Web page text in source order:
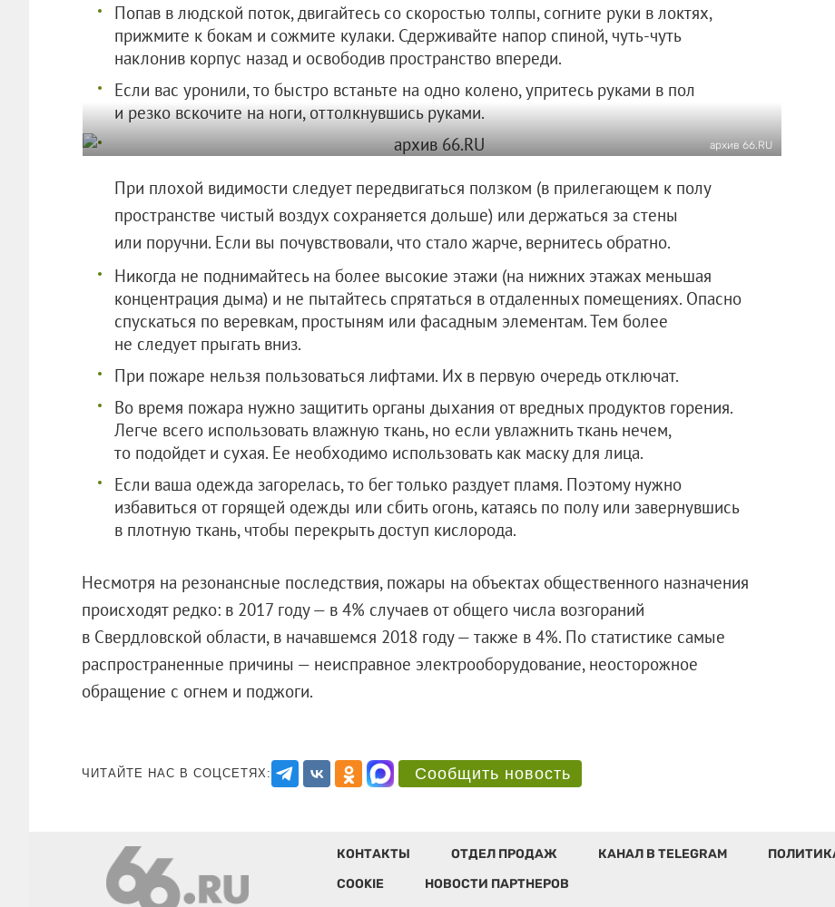
Попав в людской поток, двигайтесь со скоростью толпы, согните руки в локтях,
прижмите к бокам и сожмите кулаки. Сдерживайте напор спиной, чуть-чуть
наклонив корпус назад и освободив пространство впереди.
Если вас уронили, то быстро встаньте на одно колено, упритесь руками в пол
и резко вскочите на ноги, оттолкнувшись руками.
архив 66.RU
При плохой видимости следует передвигаться ползком (в прилегающем к полу
пространстве чистый воздух сохраняется дольше) или держаться за стены
или поручни. Если вы почувствовали, что стало жарче, вернитесь обратно.
Никогда не поднимайтесь на более высокие этажи (на нижних этажах меньшая
концентрация дыма) и не пытайтесь спрятаться в отдаленных помещениях. Опасно
спускаться по веревкам, простыням или фасадным элементам. Тем более
не следует прыгать вниз.
При пожаре нельзя пользоваться лифтами. Их в первую очередь отключат.
Во время пожара нужно защитить органы дыхания от вредных продуктов горения.
Легче всего использовать влажную ткань, но если увлажнить ткань нечем,
то подойдет и сухая. Ее необходимо использовать как маску для лица.
Если ваша одежда загорелась, то бег только раздует пламя. Поэтому нужно
избавиться от горящей одежды или сбить огонь, катаясь по полу или завернувшись
в плотную ткань, чтобы перекрыть доступ кислорода.
Несмотря на резонансные последствия, пожары на объектах общественного назначения
происходят редко: в 2017 году — в 4% случаев от общего числа возгораний
в Свердловской области, в начавшемся 2018 году — также в 4%. По статистике самые
распространенные причины — неисправное электрооборудование, неосторожное
обращение с огнем и поджоги.
ЧИТАЙТЕ НАС В СОЦСЕТЯХ: Сообщить новость
КОНТАКТЫ ОТДЕЛ ПРОДАЖ КАНАЛ В TELEGRAM
COOKIE
НОВОСТИ ПАРТНЕРОВ